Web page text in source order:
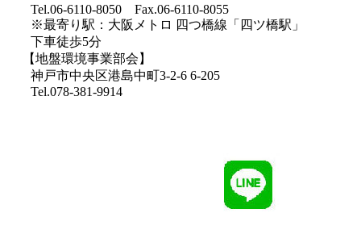
Tel.06-6110-8050 Fax.06-6110-8055
※最寄り駅：大阪メトロ 四つ橋線「四ツ橋駅」
下車徒歩5分
【地盤環境事業部会】
神戸市中央区港島中町3-2-6 6-205
Tel.078-381-9914